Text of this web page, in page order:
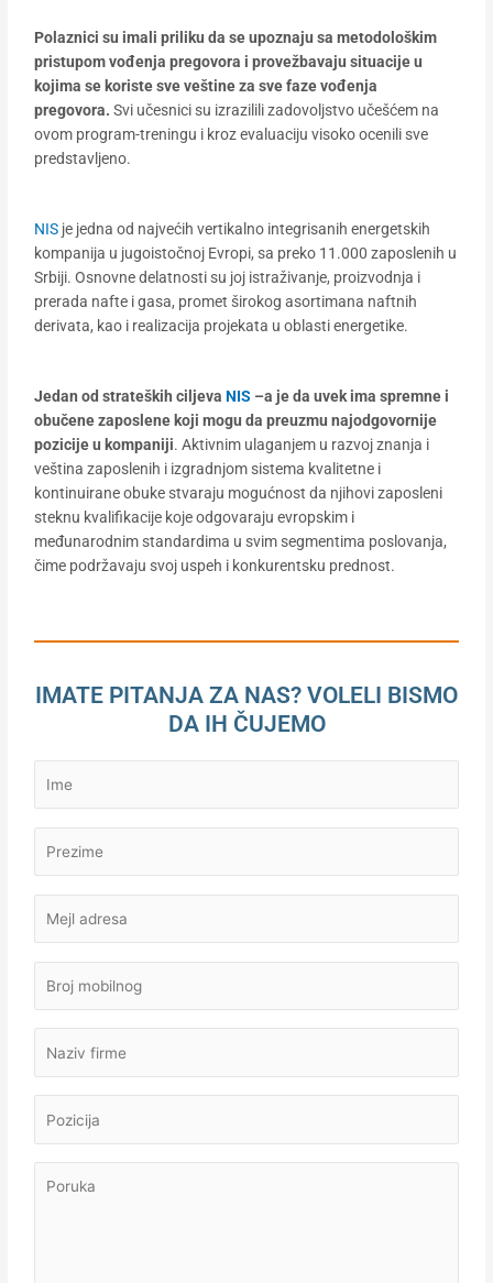
Polaznici su imali priliku da se upoznaju sa metodološkim
pristupom vođenja pregovora i provežbavaju situacije u
kojima se koriste sve veštine za sve faze vođenja
pregovora.Svi učesnici su izrazilili zadovoljstvo učešćem na
ovom program-treningu i kroz evaluaciju visoko ocenili sve
predstavljeno.
NIS je jedna od najvećih vertikalno integrisanih energetskih
kompanija u jugoistočnoj Evropi, sa preko 11.000 zaposlenih u
Srbiji. Osnovne delatnosti su joj istraživanje, proizvodnja i
prerada nafte i gasa, promet širokog asortimana naftnih
derivata, kao i realizacija projekata u oblasti energetike.
Jedan od strateških ciljevaNIS –a je da uvek ima spremne i
obučene zaposlene koji mogu da preuzmu najodgovornije
pozicije u kompaniji. Aktivnim ulaganjem u razvoj znanja i
veština zaposlenih i izgradnjom sistema kvalitetne i
kontinuirane obuke stvaraju mogućnost da njihovi zaposleni
steknu kvalifikacije koje odgovaraju evropskim i
međunarodnim standardima u svim segmentima poslovanja,
čime podržavaju svoj uspeh i konkurentsku prednost.
IMATE PITANJA ZA NAS? VOLELI BISMO
DA IH ČUJEMO